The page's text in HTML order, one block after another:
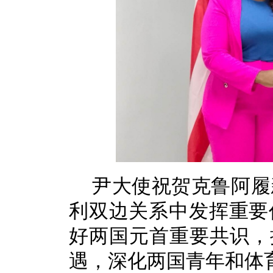
尹大使祝贺克鲁阿
利双边关系中发挥重
好两国元首重要共识
遇，深化两国青年和体